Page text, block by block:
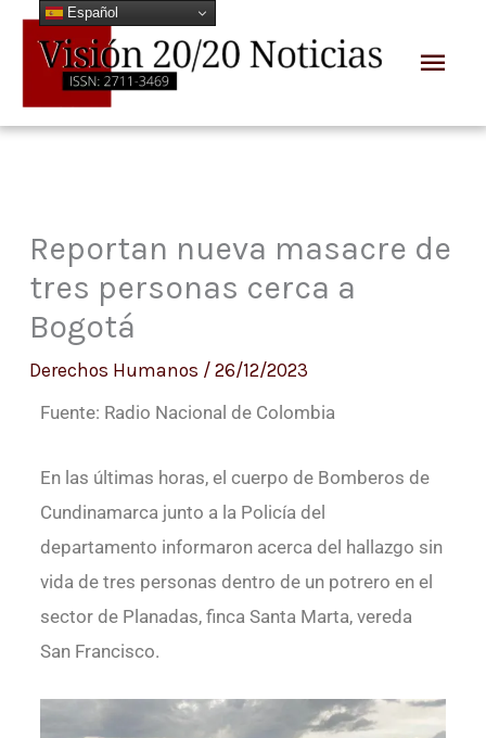
contenido
Reportan nueva masacre de
tres personas cerca a
Bogotá
Derechos Humanos / 26/12/2023
Fuente: Radio Nacional de Colombia
En las últimas horas, el cuerpo de Bomberos de
Cundinamarca junto a la Policía del
departamento informaron acerca del hallazgo sin
vida de tres personas dentro de un potrero en el
sector de Planadas, finca Santa Marta, vereda
San Francisco.
Español